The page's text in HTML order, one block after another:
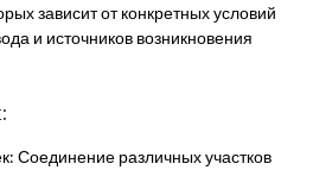
зависит от конкретных условий
и источников возникновения
Соединение различных участков